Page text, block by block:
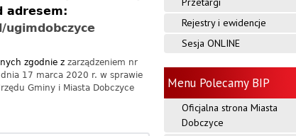
o
r
m
a
c
adresem:
zgodnie z zarządzeniem nr
17 marca 2020 r. w sprawie
Gminy i Miasta Dobczyce
Rejestry i ewidencje
Sesja ONLINE
Menu Polecamy BIP
Oficjalna strona Miasta
Dobczyce